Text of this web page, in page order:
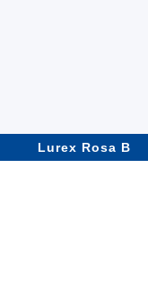
Lurex Rosa B